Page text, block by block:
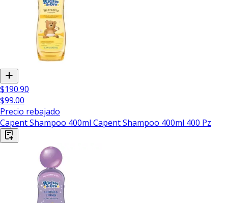
$190.90
$99.00
Precio rebajado
Capent Shampoo 400ml Capent Shampoo 400ml 400 Pz